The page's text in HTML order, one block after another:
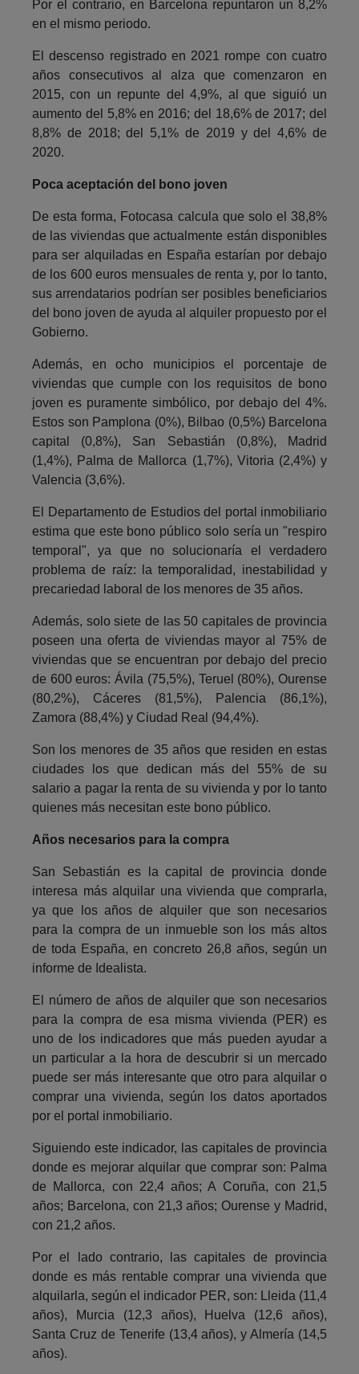
Por el contrario, en Barcelona repuntaron un 8,2%
en el mismo periodo.
El descenso registrado en 2021 rompe con cuatro
años consecutivos al alza que comenzaron en
2015, con un repunte del 4,9%, al que siguió un
aumento del 5,8% en 2016; del 18,6% de 2017; del
8,8% de 2018; del 5,1% de 2019 y del 4,6% de
2020.
Poca aceptación del bono joven
De esta forma, Fotocasa calcula que solo el 38,8%
de las viviendas que actualmente están disponibles
para ser alquiladas en España estarían por debajo
de los 600 euros mensuales de renta y, por lo tanto,
sus arrendatarios podrían ser posibles beneficiarios
del bono joven de ayuda al alquiler propuesto por el
Gobierno.
Además, en ocho municipios el porcentaje de
viviendas que cumple con los requisitos de bono
joven es puramente simbólico, por debajo del 4%.
Estos son Pamplona (0%), Bilbao (0,5%) Barcelona
capital (0,8%), San Sebastián (0,8%), Madrid
(1,4%), Palma de Mallorca (1,7%), Vitoria (2,4%) y
Valencia (3,6%).
El Departamento de Estudios del portal inmobiliario
estima que este bono público solo sería un "respiro
temporal", ya que no solucionaría el verdadero
problema de raíz: la temporalidad, inestabilidad y
precariedad laboral de los menores de 35 años.
Además, solo siete de las 50 capitales de provincia
poseen una oferta de viviendas mayor al 75% de
viviendas que se encuentran por debajo del precio
de 600 euros: Ávila (75,5%), Teruel (80%), Ourense
(80,2%), Cáceres (81,5%), Palencia (86,1%),
Zamora (88,4%) y Ciudad Real (94,4%).
Son los menores de 35 años que residen en estas
ciudades los que dedican más del 55% de su
salario a pagar la renta de su vivienda y por lo tanto
quienes más necesitan este bono público.
Años necesarios para la compra
San Sebastián es la capital de provincia donde
interesa más alquilar una vivienda que comprarla,
ya que los años de alquiler que son necesarios
para la compra de un inmueble son los más altos
de toda España, en concreto 26,8 años, según un
informe de Idealista.
El número de años de alquiler que son necesarios
para la compra de esa misma vivienda (PER) es
uno de los indicadores que más pueden ayudar a
un particular a la hora de descubrir si un mercado
puede ser más interesante que otro para alquilar o
comprar una vivienda, según los datos aportados
por el portal inmobiliario.
Siguiendo este indicador, las capitales de provincia
donde es mejorar alquilar que comprar son: Palma
de Mallorca, con 22,4 años; A Coruña, con 21,5
años; Barcelona, con 21,3 años; Ourense y Madrid,
con 21,2 años.
Por el lado contrario, las capitales de provincia
donde es más rentable comprar una vivienda que
alquilarla, según el indicador PER, son: Lleida (11,4
años), Murcia (12,3 años), Huelva (12,6 años),
Santa Cruz de Tenerife (13,4 años), y Almería (14,5
años).